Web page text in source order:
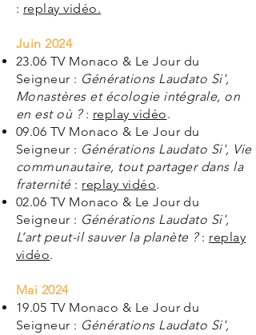
: replay vidéo.
Juin 2024
23.06 TV Monaco & Le Jour du
Seigneur : Générations Laudato Si',
Monastères et écologie intégrale, on
en est où ?: replay vidéo.
09.06 TV Monaco & Le Jour du
Seigneur : Générations Laudato Si', Vie
communautaire, tout partager dans la
fraternité: replay vidéo.
02.06 TV Monaco & Le Jour du
Seigneur : Générations Laudato Si',
L’art peut-il sauver la planète ?: replay
vidéo.
Mai 2024
19.05 TV Monaco & Le Jour du
Seigneur : Générations Laudato Si',